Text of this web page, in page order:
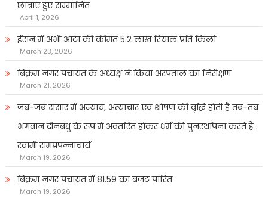
छात्राएं हुए सम्मानित
April 1, 2026
ईरान में अभी आटा की कीमत 5.2 लाख रियाल प्रति किलो
March 23, 2026
बिक्रम नगर पंचायत के अध्यक्ष ने किया अस्पताल का निरीक्षण
March 21, 2026
जब-जब संसार में अन्याय, अत्याचार एवं शोषण की वृद्धि होती है तब-तब
भगवान दीनबंधु के रूप में अवतरित होकर धर्म की पुनर्स्थापना करते हैं :
स्वामी रामप्रपन्नाचार्य
March 19, 2026
बिक्रम नगर पंचायत में 81.59 का बजट पारित
March 19, 2026